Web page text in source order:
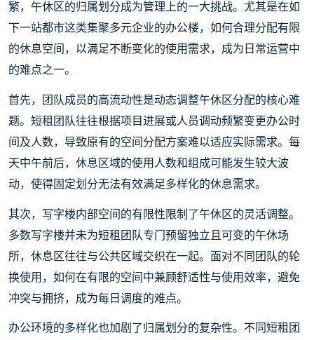
繁，午休区的归属划分成为管理上的一大挑战。尤其是在如
下一站都市这类集聚多元企业的办公楼，如何合理分配有限
的休息空间，以满足不断变化的使用需求，成为日常运营中
的难点之一。
首先，团队成员的高流动性是动态调整午休区分配的核心难
题。短租团队往往根据项目进展或人员调动频繁变更办公时
间及人数，导致原有的空间分配方案难以适应实际需求。每
天中午前后，休息区域的使用人数和组成可能发生较大波
动，使得固定划分无法有效满足多样化的休息需求。
其次，写字楼内部空间的有限性限制了午休区的灵活调整。
多数写字楼并未为短租团队专门预留独立且可变的午休场
所，休息区往往与公共区域交织在一起。面对不同团队的轮
换使用，如何在有限的空间中兼顾舒适性与使用效率，避免
冲突与拥挤，成为每日调度的难点。
办公环境的多样化也加剧了归属划分的复杂性。不同短租团